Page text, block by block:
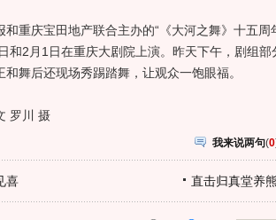
庆宝田地产联合主办的“《大河之舞》十五周
和2月1日在重庆大剧院上演。昨天下午，剧组
和舞后还现场秀踢踏舞，让观众一饱眼福。
罗川 摄
我来说两句(0
喜 直击归真堂养